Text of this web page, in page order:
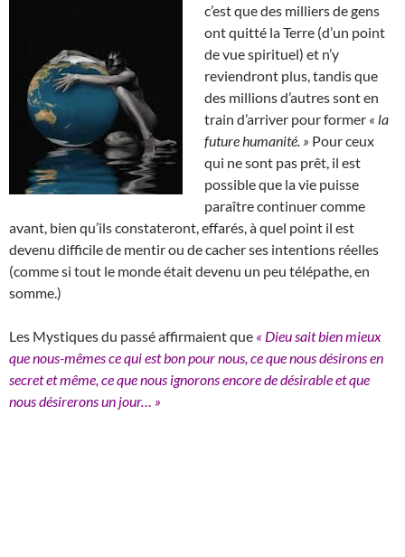
c’est que des milliers de gens
ont quitté la Terre (d’un point
de vue spirituel) et n’y
reviendront plus, tandis que
des millions d’autres sont en
train d’arriver pour former « la
future humanité. » Pour ceux
qui ne sont pas prêt, il est
possible que la vie puisse
paraître continuer comme
avant, bien qu’ils constateront, effarés, à quel point il est
devenu difficile de mentir ou de cacher ses intentions réelles
(comme si tout le monde était devenu un peu télépathe, en
somme.)
Les Mystiques du passé affirmaient que « Dieu sait bien mieux
que nous-mêmes ce qui est bon pour nous, ce que nous désirons en
secret et même, ce que nous ignorons encore de désirable et que
nous désirerons un jour… »